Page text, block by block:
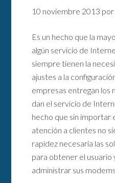
10 noviembre 2013 por
Es un hecho que la
algún servicio de
siempre tienen la
ajustes a la
empresas entregan los
dan el servicio de
hecho que sin importar
atención a clientes no
rapidez necesaria las
para obtener el usuario
administrar sus